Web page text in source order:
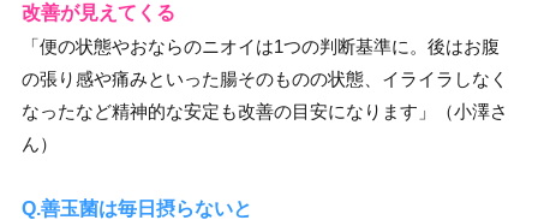
改善が見えてくる
「便の状態やおならのニオイは1つの判断基準に。後はお腹
の張り感や痛みといった腸そのものの状態、イライラしなく
なったなど精神的な安定も改善の目安になります」（小澤さ
ん）
Q.善玉菌は毎日摂らないと